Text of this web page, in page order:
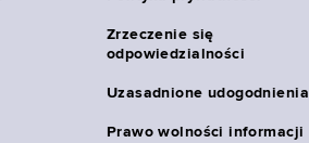
Zrzeczenie się
odpowiedzialności
Uzasadnione udogodnienia
Prawo wolności informacji